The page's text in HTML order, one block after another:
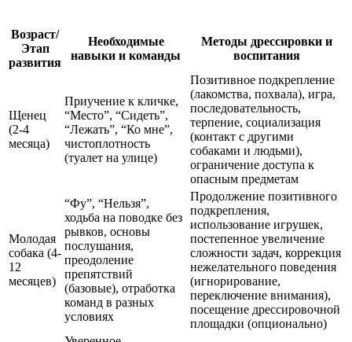
Возраст/
Этап
развития
Необходимые
навыки и команды
Методы дрессировки и
воспитания
Щенец
(2-4
месяца)
Приучение к кличке,
“Место”, “Сидеть”,
“Лежать”, “Ко мне”,
чистоплотность
(туалет на улице)
Позитивное подкрепление
(лакомства, похвала), игра,
последовательность,
терпение, социализация
(контакт с другими
собаками и людьми),
ограничение доступа к
опасным предметам
Молодая
собака (4-
12
месяцев)
“Фу”, “Нельзя”,
ходьба на поводке без
рывков, основы
послушания,
преодоление
препятствий
(базовые), отработка
команд в разных
условиях
Продолжение позитивного
подкрепления,
использование игрушек,
постепенное увеличение
сложности задач, коррекция
нежелательного поведения
(игнорирование,
переключение внимания),
посещение дрессировочной
площадки (опционально)